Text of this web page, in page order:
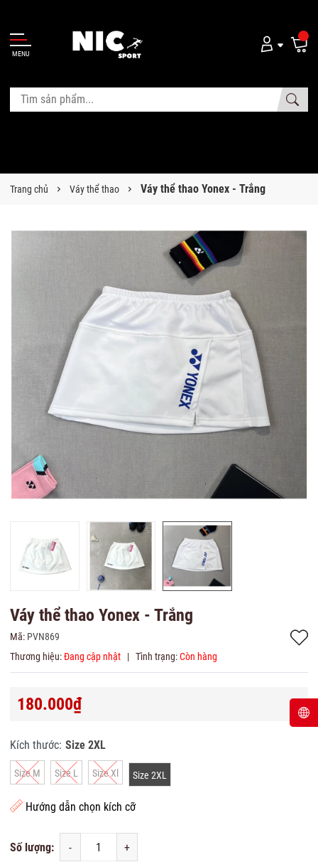
MENU
Trang chủ Váy thể thao Váy thể thao Yonex - Trắng
Váy thể thao Yonex - Trắng
Mã: PVN869
Thương hiệu:Đang cập nhật | Tình trạng:Còn hàng
180.000₫
Kích thước: Size 2XL
Size M Size L Size Xl Size 2XL
Hướng dẫn chọn kích cỡ
Số lượng: - +